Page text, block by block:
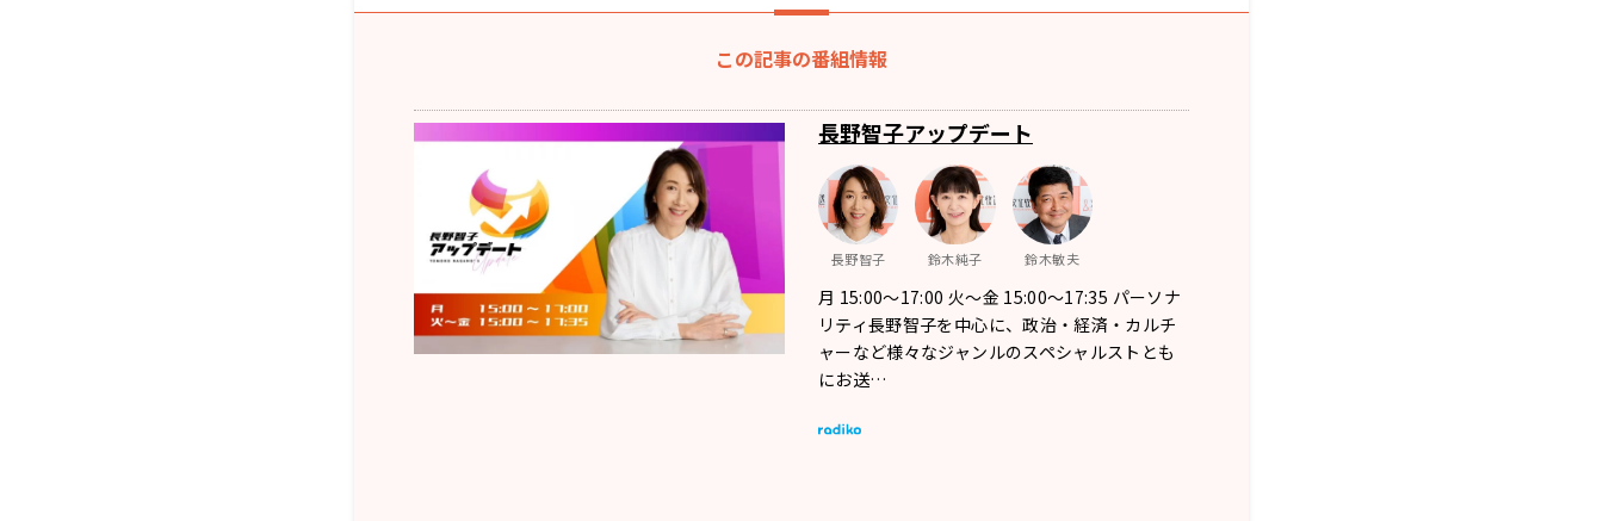
この記事の番組情報
長野智子アップデート
長野智子 鈴木純子 鈴木敏夫
月 15:00～17:00 火～金 15:00～17:35 パーソナ
リティ長野智子を中心に、政治・経済・カルチ
ャーなど様々なジャンルのスペシャルストとも
にお送…